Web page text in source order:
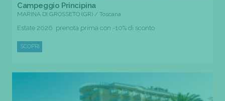
Campeggio Principina
MARINA DI GROSSETO (GR) / Toscana
Estate 2026: prenota prima con -10% di sconto
SCOPRI